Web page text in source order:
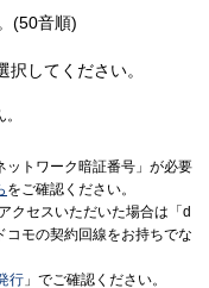
(50音順)
してください。
ットワーク暗証番号」が必要
をご確認ください。
クセスいただいた場合は「d
コモの契約回線をお持ちでな
行 」でご確認ください。